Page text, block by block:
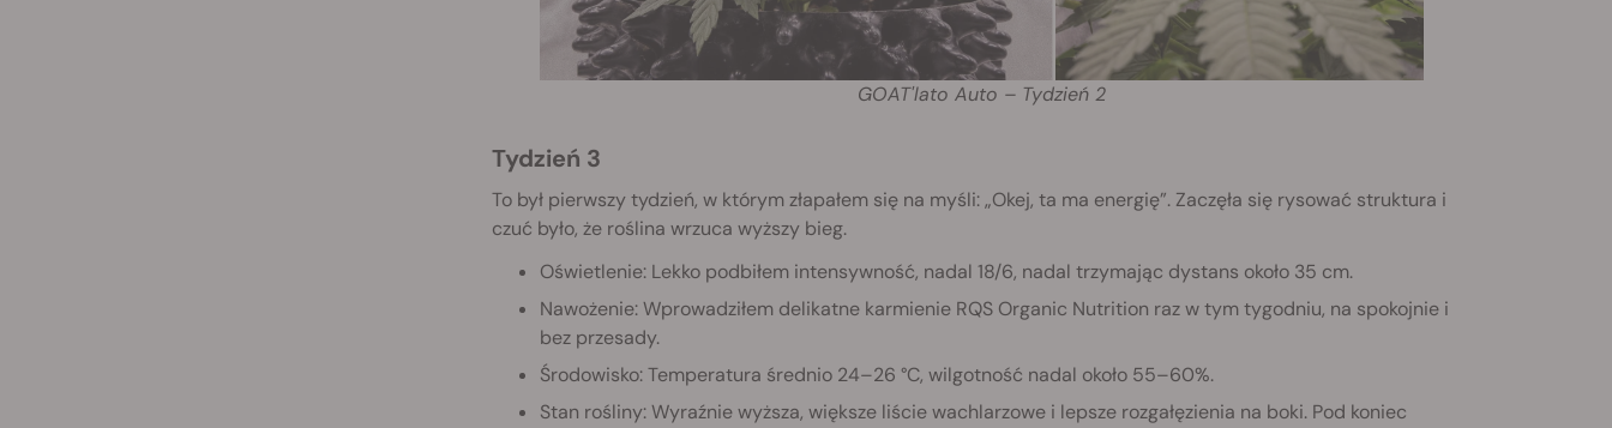
GOAT'lato Auto – Tydzień 2
Tydzień 3
To był pierwszy tydzień, w którym złapałem się na myśli: „Okej, ta ma energię”. Zaczęła się rysować struktura i
czuć było, że roślina wrzuca wyższy bieg.
Oświetlenie: Lekko podbiłem intensywność, nadal 18/6, nadal trzymając dystans około 35 cm.
Nawożenie: Wprowadziłem delikatne karmienie RQS Organic Nutrition raz w tym tygodniu, na spokojnie i
bez przesady.
Środowisko: Temperatura średnio 24–26 °C, wilgotność nadal około 55–60%.
Stan rośliny: Wyraźnie wyższa, większe liście wachlarzowe i lepsze rozgałęzienia na boki. Pod koniec